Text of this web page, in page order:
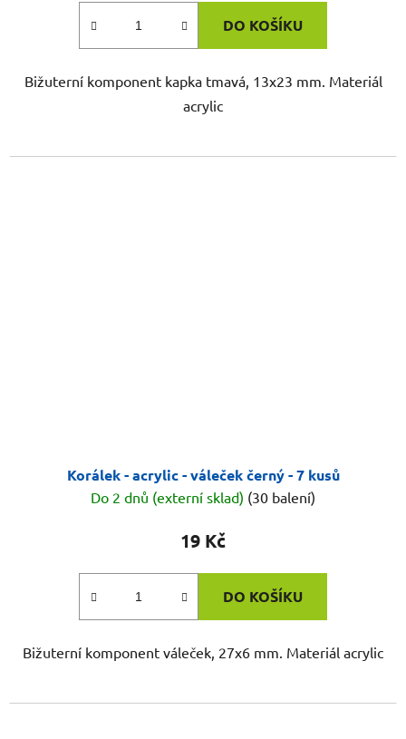
DO KOŠÍKU
Bižuterní komponent kapka tmavá, 13x23 mm. Materiál
acrylic
Korálek - acrylic - váleček černý - 7 kusů
Do 2 dnů (externí sklad) (30 balení)
19 Kč
DO KOŠÍKU
Bižuterní komponent váleček, 27x6 mm. Materiál acrylic